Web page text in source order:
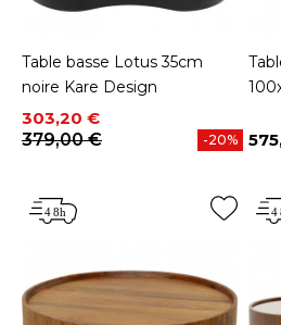
Table basse Lotus 35cm
noire Kare Design
Prix
303,20 €
Prix de base
379,00 €
-20% Prix